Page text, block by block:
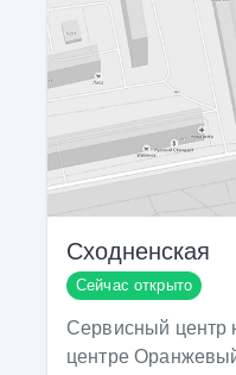
Сходненская
Сейчас открыто
Сервисный центр
центре